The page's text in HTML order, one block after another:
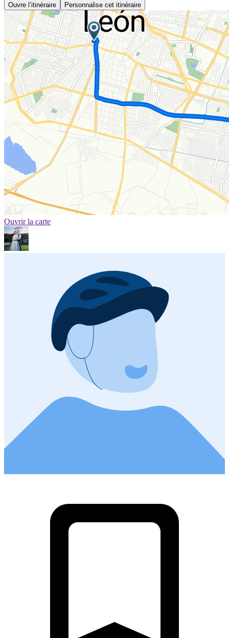
Ouvre l’itinéraire Personnalise cet itinéraire
Ouvrir la carte